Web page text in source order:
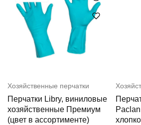
Хозяйственные перчатки
Перчатки Libry, виниловые
хозяйственные Премиум
(цвет в ассортименте)